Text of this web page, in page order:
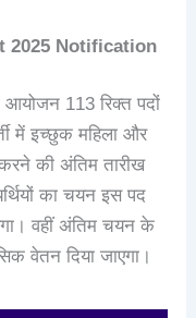
2025 Notification
आयोजन 113 रिक्त पदों
में इच्छुक महिला और
की अंतिम तारीख
का चयन इस पद
वहीं अंतिम चयन के
वेतन दिया जाएगा।